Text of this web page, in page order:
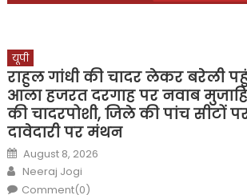
यूपी
राहुल गांधी की चादर लेकर बरेली
आला हजरत दरगाह पर नवाब
की चादरपोशी, जिले की पांच सीटों
दावेदारी पर मंथन
Posted
on
August 8, 2026
Author
Neeraj Jogi
Comment(0)